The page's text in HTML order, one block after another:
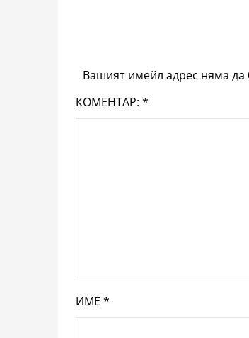
Вашият имейл адрес няма да
КОМЕНТАР: *
ИМЕ *